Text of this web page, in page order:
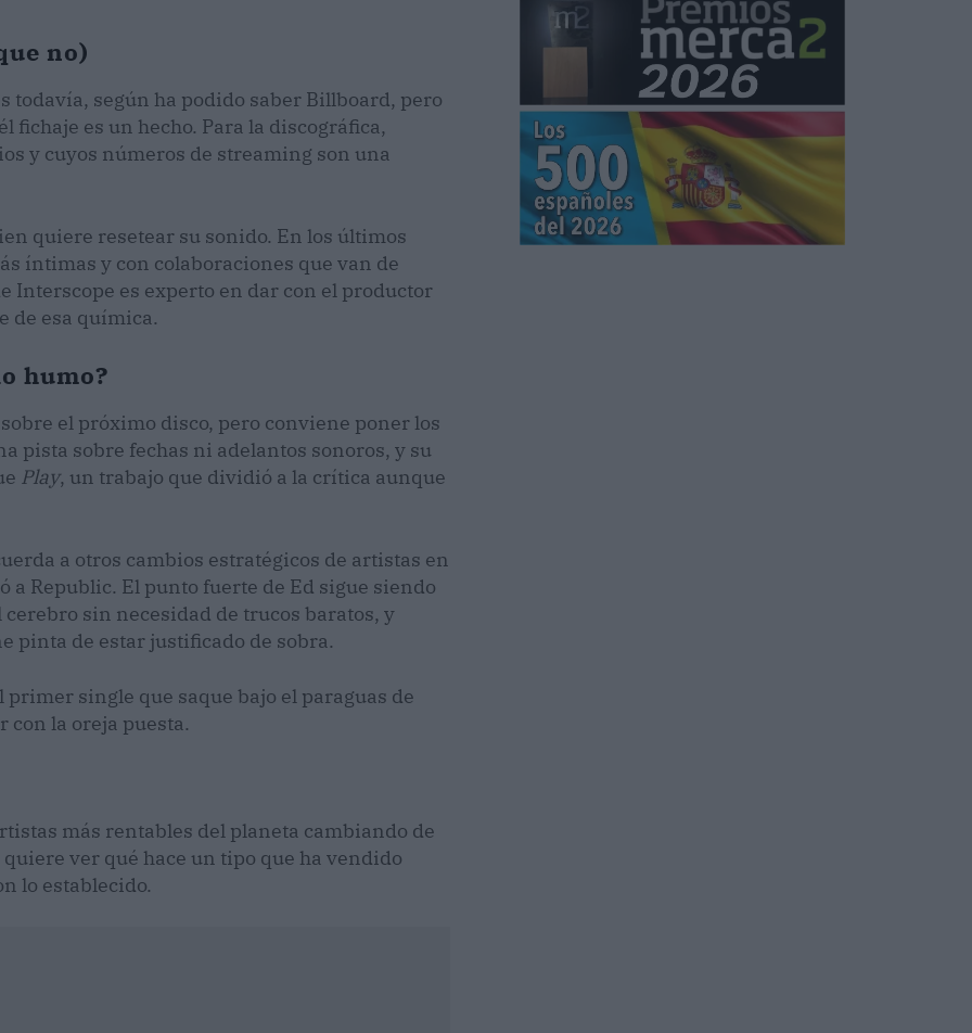
no)
todavía, según ha podido saber Billboard, pero
fichaje es un hecho. Para la discográfica,
y cuyos números de streaming son una
quiere resetear su sonido. En los últimos
íntimas y con colaboraciones que van de
Interscope es experto en dar con el productor
de esa química.
humo?
el próximo disco, pero conviene poner los
pista sobre fechas ni adelantos sonoros, y su
Play, un trabajo que dividió a la crítica aunque
a otros cambios estratégicos de artistas en
Republic. El punto fuerte de Ed sigue siendo
sin necesidad de trucos baratos, y
pinta de estar justificado de sobra.
single que saque bajo el paraguas de
con la oreja puesta.
más rentables del planeta cambiando de
ver qué hace un tipo que ha vendido
lo establecido.